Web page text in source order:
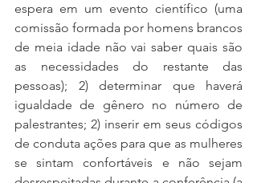
espera em um evento científico (uma
comissão formada por homens brancos
de meia idade não vai saber quais são
as necessidades do restante das
pessoas); 2) determinar que haverá
igualdade de gênero no número de
palestrantes; 2) inserir em seus códigos
de conduta ações para que as mulheres
se sintam confortáveis e não sejam